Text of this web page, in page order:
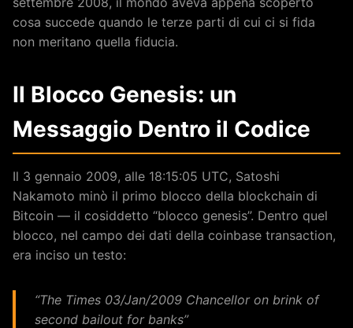
cosa succede quando le terze parti di cui ci si fida
non meritano quella fiducia.
Il Blocco Genesis: un
Messaggio Dentro il Codice
Il 3 gennaio 2009, alle 18:15:05 UTC, Satoshi
Nakamoto minò il primo blocco della blockchain di
Bitcoin — il cosiddetto “blocco genesis”. Dentro quel
blocco, nel campo dei dati della coinbase transaction,
era inciso un testo:
“The Times 03/Jan/2009 Chancellor on brink of
second bailout for banks”